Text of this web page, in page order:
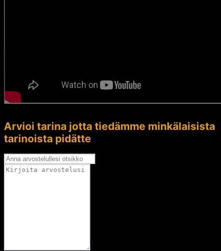
Arvioi tarina jotta tiedämme minkälaisista
tarinoista pidätte